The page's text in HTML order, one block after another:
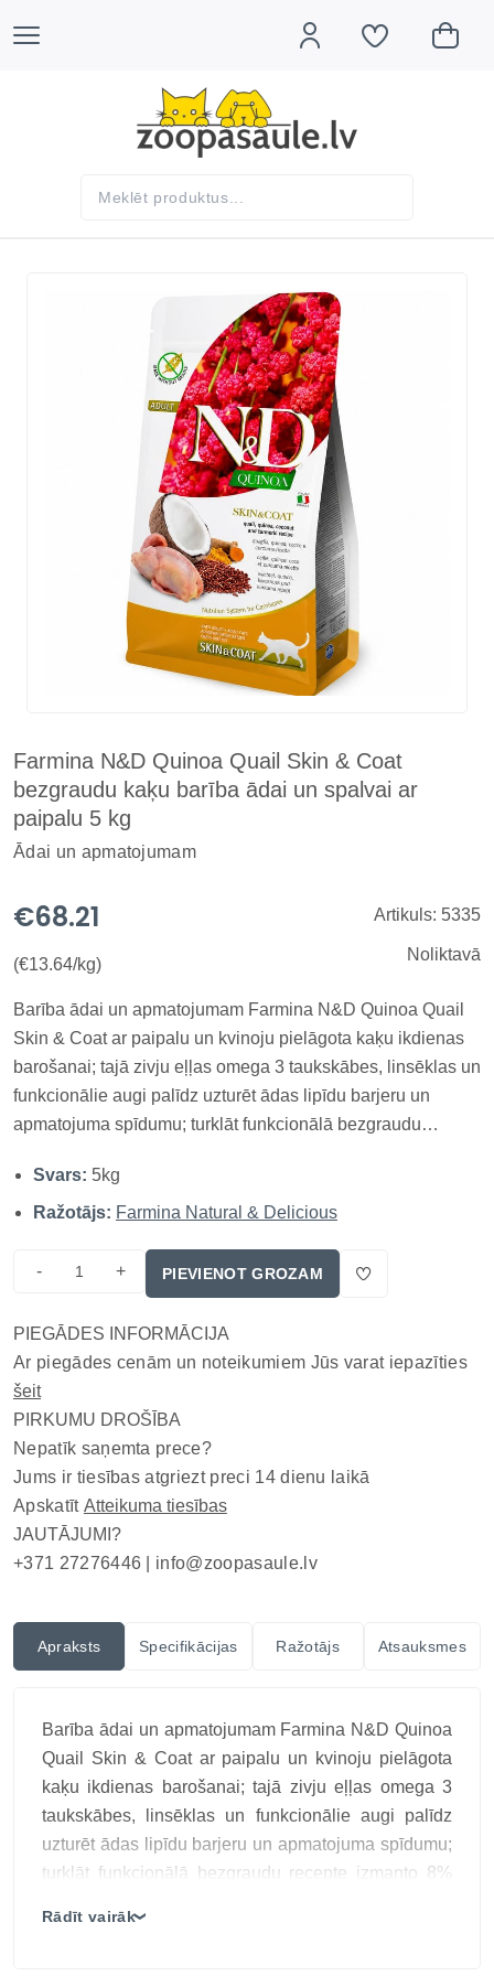
Farmina N&D Quinoa Quail Skin & Coat
bezgraudu kaķu barība ādai un spalvai ar
paipalu 5 kg
Ādai un apmatojumam
€68.21
(€13.64/kg)
Artikuls: 5335
Noliktavā
Barība ādai un apmatojumam Farmina N&D Quinoa Quail
Skin & Coat ar paipalu un kvinoju pielāgota kaķu ikdienas
barošanai; tajā zivju eļļas omega 3 taukskābes, linsēklas un
funkcionālie augi palīdz uzturēt ādas lipīdu barjeru un
apmatojuma spīdumu; turklāt funkcionālā bezgraudu
nodrošina šķiedrvielas un aminoskābes; vienlaikus formāts
ir praktisks...
Svars: 5kg
Ražotājs: Farmina Natural & Delicious
- + PIEVIENOT GROZAM
PIEGĀDES INFORMĀCIJA
Ar piegādes cenām un noteikumiem Jūs varat iepazīties
šeit
PIRKUMU DROŠĪBA
Nepatīk saņemta prece?
Jums ir tiesības atgriezt preci 14 dienu laikā
Apskatīt Atteikuma tiesības
JAUTĀJUMI?
+371 27276446 | info@zoopasaule.lv
Apraksts Specifikācijas Ražotājs Atsauksmes
Barība ādai un apmatojumam Farmina N&D Quinoa
Quail Skin & Coat ar paipalu un kvinoju pielāgota
kaķu ikdienas barošanai; tajā zivju eļļas omega 3
taukskābes, linsēklas un funkcionālie augi palīdz
uzturēt ādas lipīdu barjeru un apmatojuma spīdumu;
turklāt funkcionālā bezgraudu recepte izmanto 8%
Rādīt vairāk❯